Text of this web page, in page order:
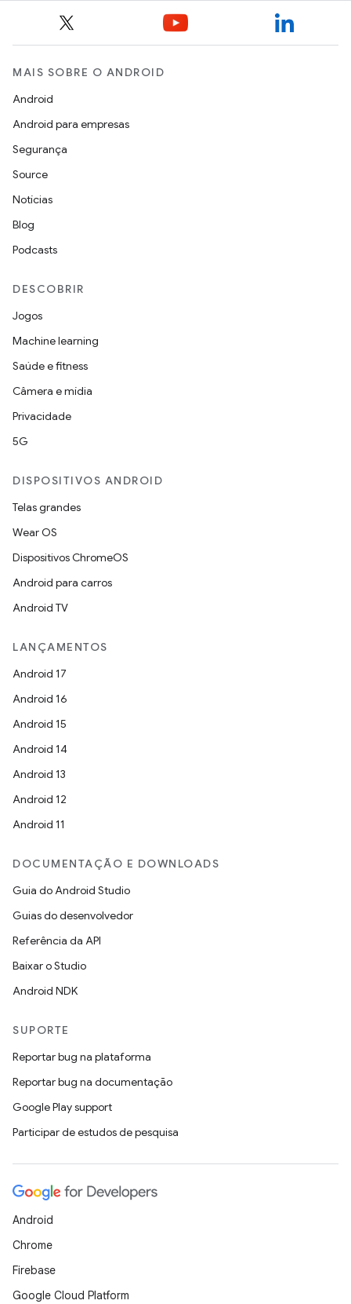
MAIS SOBRE O ANDROID
Android
Android para empresas
Segurança
Source
Notícias
Blog
Podcasts
DESCOBRIR
Jogos
Machine learning
Saúde e fitness
Câmera e mídia
Privacidade
5G
DISPOSITIVOS ANDROID
Telas grandes
Wear OS
Dispositivos ChromeOS
Android para carros
Android TV
LANÇAMENTOS
Android 17
Android 16
Android 15
Android 14
Android 13
Android 12
Android 11
DOCUMENTAÇÃO E DOWNLOADS
Guia do Android Studio
Guias do desenvolvedor
Referência da API
Baixar o Studio
Android NDK
SUPORTE
Reportar bug na plataforma
Reportar bug na documentação
Google Play support
Participar de estudos de pesquisa
Android
Chrome
Firebase
Google Cloud Platform